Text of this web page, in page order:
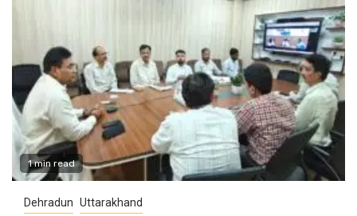
1 min read
Dehradun Uttarakhand